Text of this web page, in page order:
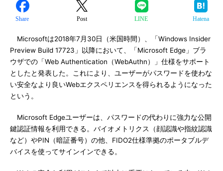
Share Post LINE Hatena
Microsoftは2018年7月30日（米国時間）、「Windows Insider
Preview Build 17723」以降において、「Microsoft Edge」ブラ
ウザでの「Web Authentication（WebAuthn）」仕様をサポート
としたと発表した。これにより、ユーザーがパスワードを使わな
い安全なより良いWebエクスペリエンスを得られるようになった
という。
Microsoft Edgeユーザーは、パスワードの代わりに強力な公開
鍵認証情報を利用できる。バイオメトリクス（顔認識や指紋認識
など）やPIN（暗証番号）の他、FIDO2仕様準拠のポータブルデ
バイスを使ってサインインできる。